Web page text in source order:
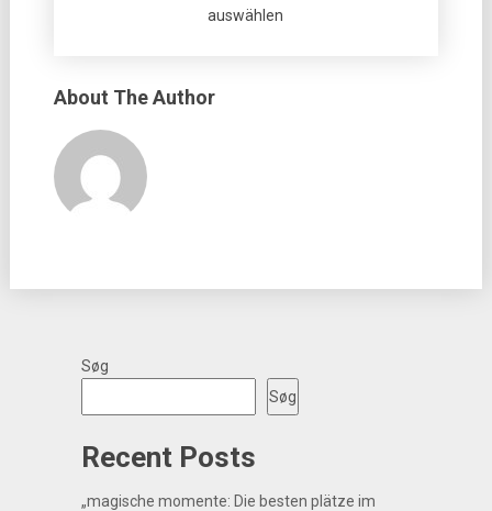
auswählen
About The Author
Søg
Søg
Recent Posts
„magische momente: Die besten plätze im